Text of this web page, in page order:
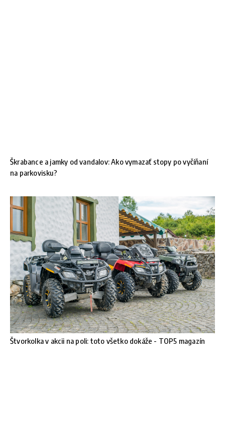
Škrabance a jamky od vandalov: Ako vymazať stopy po vyčíňaní
na parkovisku?
Štvorkolka v akcii na poli: toto všetko dokáže - TOP5 magazín